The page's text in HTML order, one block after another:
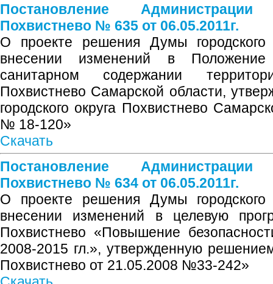
Постановление
Похвистнево № 635 от 06.05.2011г.
О проекте решения Думы городского
внесении изменений в
санитарном содержании
Похвистнево Самарской области,
городского округа Похвистнево
№ 18-120»
Скачать
Постановление
Похвистнево № 634 от 06.05.2011г.
О проекте решения Думы городского
внесении изменений в целевую
Похвистнево «Повышение
2008-2015 гл.», утвержденную
Похвистнево от 21.05.2008 №33-242»